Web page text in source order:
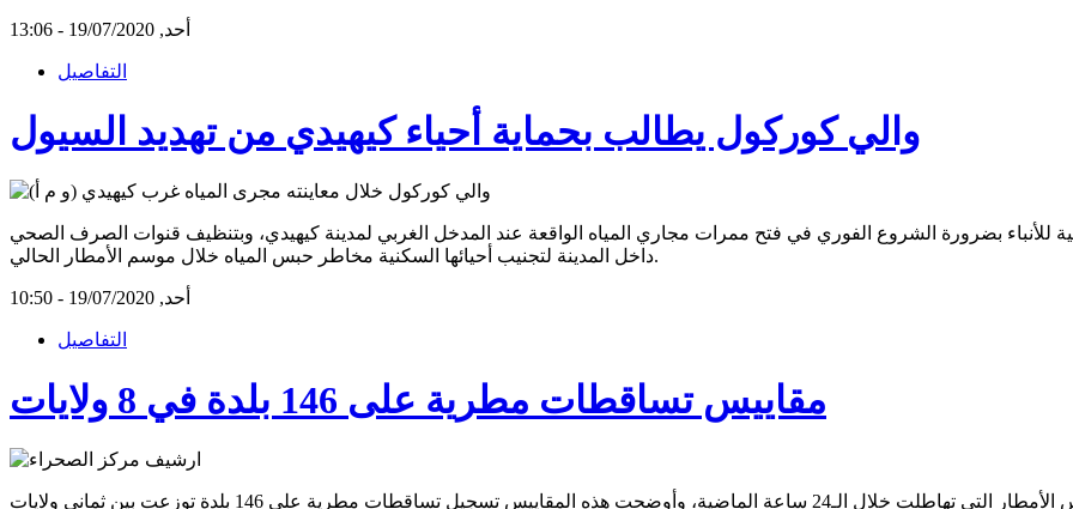
أحد, 19/07/2020 - 13:06
التفاصيل
والي كوركول يطالب بحماية أحياء كيهيدي من تهديد السيول
للأنباء بضرورة الشروع الفوري في فتح ممرات مجاري المياه الواقعة عند المدخل الغربي لمدينة كيهيدي، وبتنظيف قنوات الصرف الصحي
داخل المدينة لتجنيب أحيائها السكنية مخاطر حبس المياه خلال موسم الأمطار الحالي.
أحد, 19/07/2020 - 10:50
التفاصيل
مقاييس تساقطات مطرية على 146 بلدة في 8 ولايات